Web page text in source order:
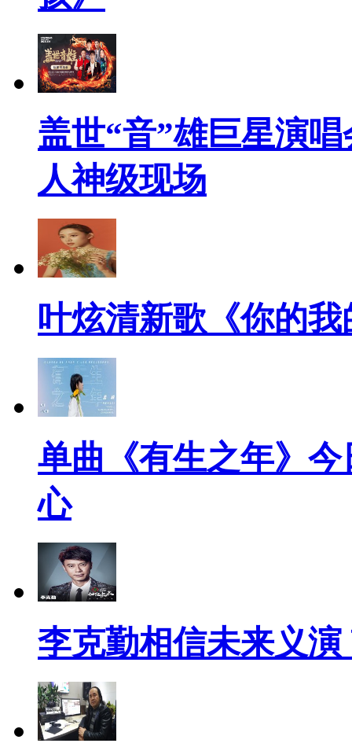
盖世“音”雄巨星演
人神级现场
叶炫清新歌《你的
单曲《有生之年》
心
李克勤相信未来义